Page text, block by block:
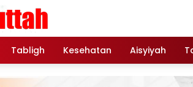
Tabligh Kesehatan Aisyiyah